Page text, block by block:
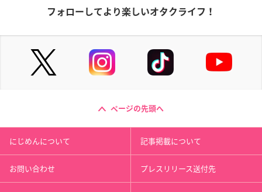
フォローしてより楽しいオタクライフ！
ページの先頭へ
にじめんについて 記事掲載について
お問い合わせ プレスリリース送付先